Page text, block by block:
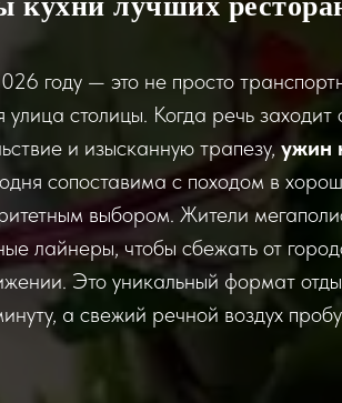
году — это не просто
улица столицы. Когда речь заходит
и изысканную трапезу,ужин
сопоставима с походом в
выбором. Жители
лайнеры, чтобы сбежать от
Это уникальный формат
а свежий речной воздух